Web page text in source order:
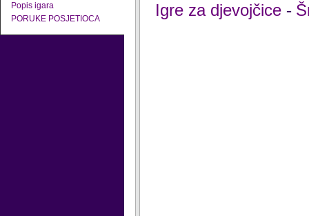
Popis igara
PORUKE POSJETIOCA
Igre za djevojčice -